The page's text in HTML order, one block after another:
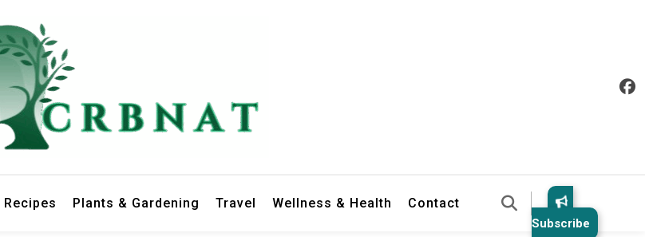
Recipes Plants & Gardening Travel Wellness & Health Contact
Subscribe